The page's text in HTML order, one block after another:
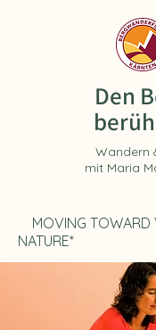
Den
&
mit Maria
MOVING TOWARD
NATURE*